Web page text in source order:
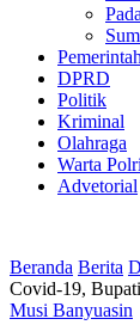
Pemerintah
DPRD
Politik
Kriminal
Olahraga
Warta Polri
Advetorial
Beranda Berita
Covid-19,
Musi Banyuasin